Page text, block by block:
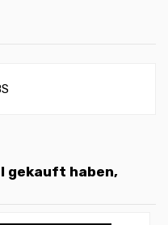
gekauft haben,